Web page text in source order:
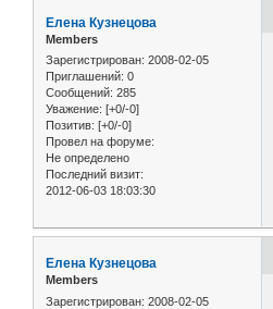
Елена Кузнецова
Members
Зарегистрирован: 2008-02-05
Приглашений: 0
Сообщений: 285
Уважение: [+0/-0]
Позитив: [+0/-0]
Провел на форуме:
Не определено
Последний визит:
2012-06-03 18:03:30
Елена Кузнецова
Members
Зарегистрирован: 2008-02-05